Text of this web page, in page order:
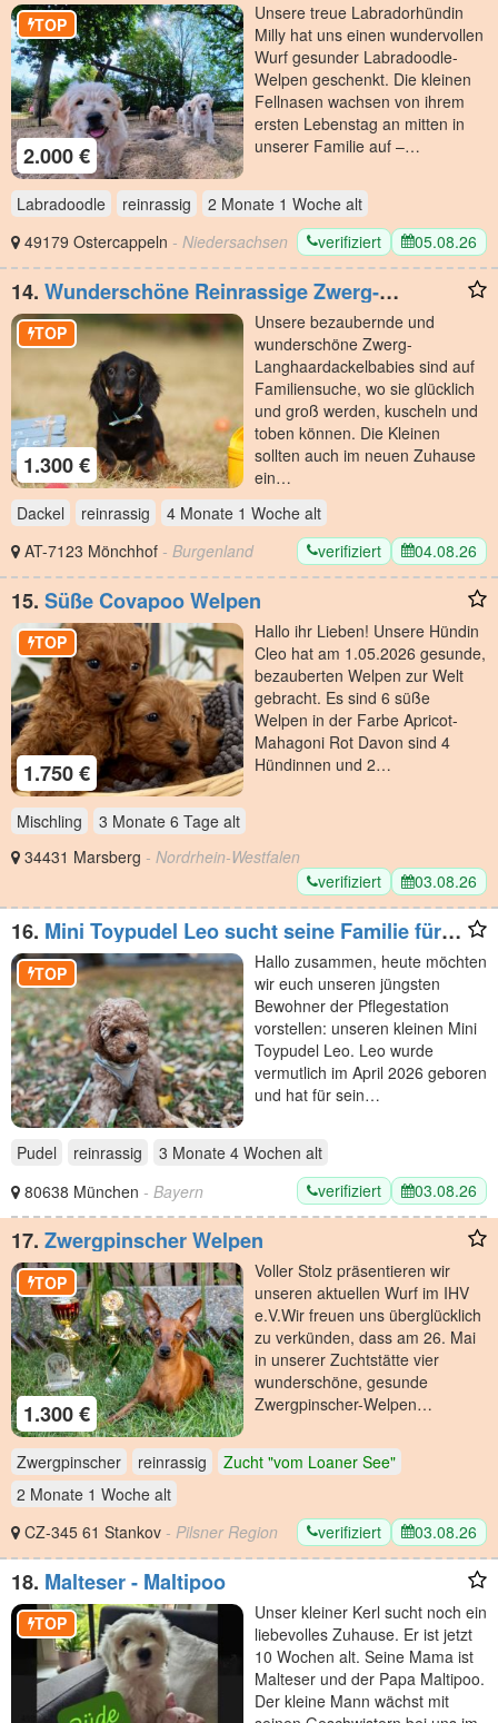
2.000 €
TOP
Unsere treue Labradorhündin
Milly hat uns einen wundervollen
Wurf gesunder Labradoodle-
Welpen geschenkt. Die kleinen
Fellnasen wachsen von ihrem
ersten Lebenstag an mitten in
unserer Familie auf –…
Labradoodle reinrassig 2 Monate 1 Woche alt
49179 Ostercappeln - Niedersachsen verifiziert 05.08.26
14. Wunderschöne Reinrassige Zwerg-
Langhaardackel Welpen auf Familiensuche
1.300 €
TOP
Unsere bezaubernde und
wunderschöne Zwerg-
Langhaardackelbabies sind auf
Familiensuche, wo sie glücklich
und groß werden, kuscheln und
toben können. Die Kleinen
sollten auch im neuen Zuhause
ein…
Dackel
reinrassig 4 Monate 1 Woche alt
AT-7123 Mönchhof - Burgenland verifiziert 04.08.26
15. Süße Covapoo Welpen
1.750 €
TOP
Hallo ihr Lieben! Unsere Hündin
Cleo hat am 1.05.2026 gesunde,
bezauberten Welpen zur Welt
gebracht. Es sind 6 süße
Welpen in der Farbe Apricot-
Mahagoni Rot Davon sind 4
Hündinnen und 2…
Mischling 3 Monate 6 Tage alt
34431 Marsberg - Nordrhein-Westfalen
verifiziert
03.08.26
16. Mini Toypudel Leo sucht seine Familie fürs
Leben
TOP
Hallo zusammen, heute möchten
wir euch unseren jüngsten
Bewohner der Pflegestation
vorstellen: unseren kleinen Mini
Toypudel Leo. Leo wurde
vermutlich im April 2026 geboren
und hat für sein…
Pudel reinrassig 3 Monate 4 Wochen alt
80638 München - Bayern verifiziert 03.08.26
17. Zwergpinscher Welpen
1.300 €
TOP
​Voller Stolz präsentieren wir
unseren aktuellen Wurf im IHV
e.V. ​Wir freuen uns überglücklich
zu verkünden, dass am 26. Mai
in unserer Zuchtstätte vier
wunderschöne, gesunde
Zwergpinscher-Welpen…
Zwergpinscher reinrassig
Zucht "vom Loaner See"
2 Monate 1 Woche alt
CZ-345 61 Stankov - Pilsner Region verifiziert 03.08.26
18. Malteser - Maltipoo
TOP
Unser kleiner Kerl sucht noch ein
liebevolles Zuhause. Er ist jetzt
10 Wochen alt. Seine Mama ist
Malteser und der Papa Maltipoo.
Der kleine Mann wächst mit